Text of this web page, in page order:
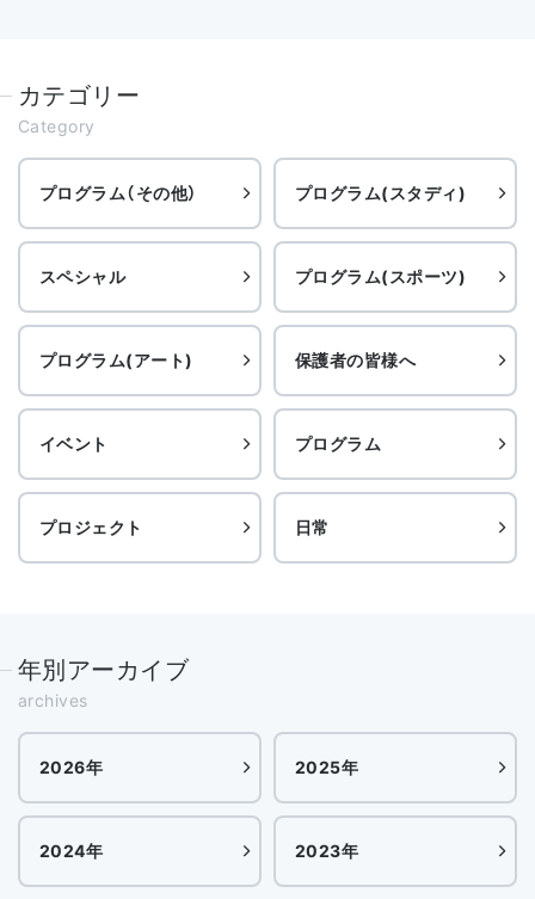
カテゴリー
Category
プログラム（その他） プログラム(スタディ)
スペシャル プログラム(スポーツ)
プログラム(アート) 保護者の皆様へ
イベント プログラム
プロジェクト 日常
年別アーカイブ
archives
2026年 2025年
2024年 2023年